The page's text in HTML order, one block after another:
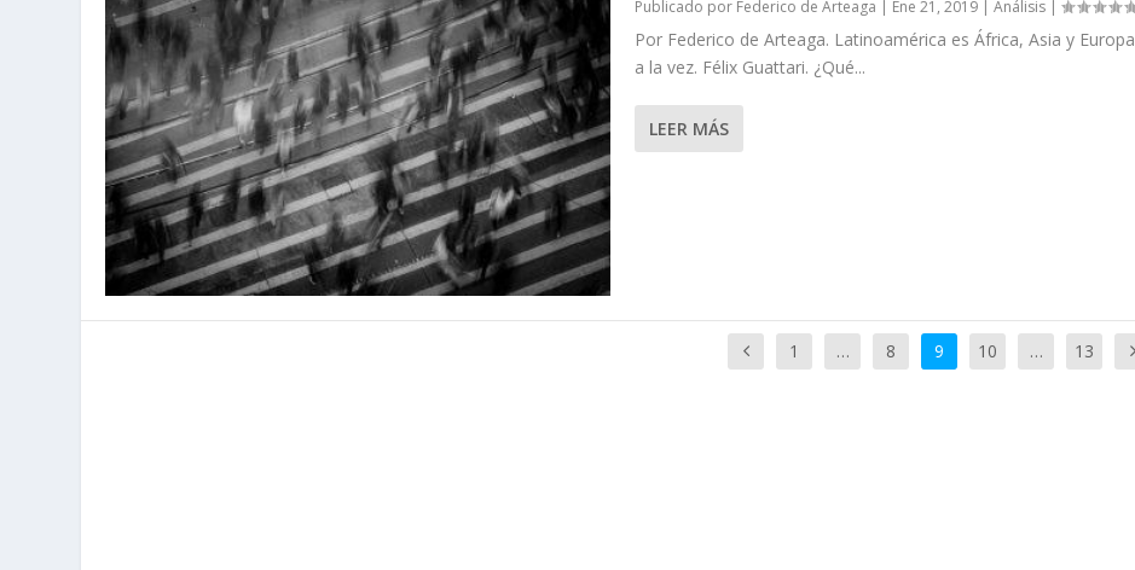
Publicado por Federico de Arteaga | Ene 21, 2019| Análisis|
Por Federico de Arteaga. Latinoamérica es África, Asia y Europa
a la vez. Félix Guattari. ¿Qué...
LEER MÁS
1 … 8 9 10 … 13